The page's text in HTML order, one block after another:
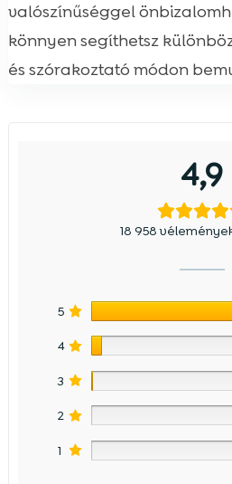
valószínűséggel
könnyen segíthetsz
és szórakoztató módon
4,9
18 958
5
4
3
2
1